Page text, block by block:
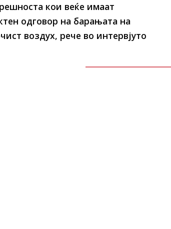
кои веќе имаат
одговор на барањата на
воздух, рече во интервјуто